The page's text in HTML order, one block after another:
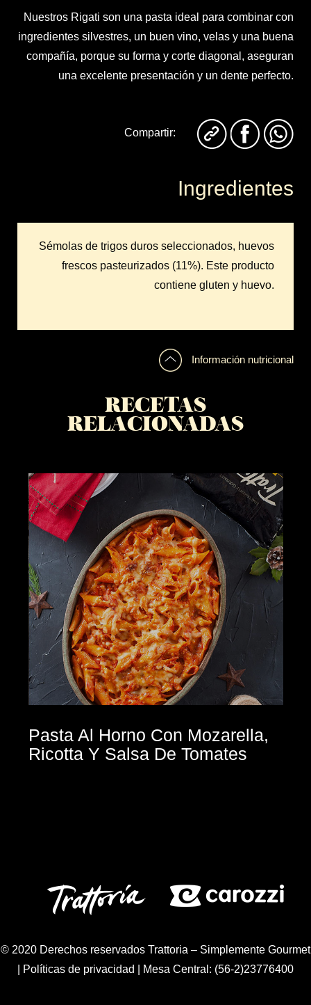
Nuestros Rigati son una pasta ideal para combinar con
ingredientes silvestres, un buen vino, velas y una buena
compañía, porque su forma y corte diagonal, aseguran
una excelente presentación y un dente perfecto.
Compartir:
Ingredientes
Sémolas de trigos duros seleccionados, huevos
frescos pasteurizados (11%). Este producto
contiene gluten y huevo.
Información nutricional
RECETAS
RELACIONADAS
Pasta Al Horno Con Mozarella,
Ricotta Y Salsa De Tomates
© 2020 Derechos reservados Trattoria – Simplemente Gourmet
Políticas de privacidad | Mesa Central: (56-2)23776400